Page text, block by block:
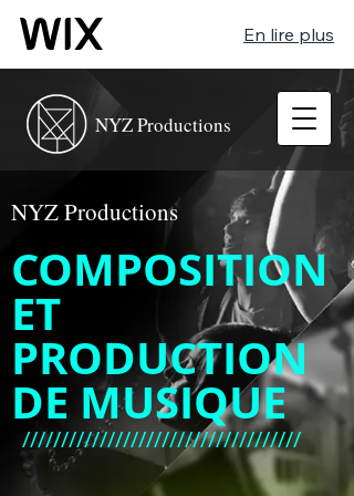
En lire plus